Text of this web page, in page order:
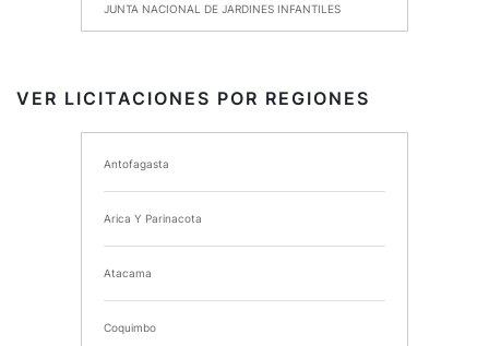
JUNTA NACIONAL DE JARDINES INFANTILES
I MUNICIPALIDAD DE CHIMBARONGO
INSTITUTO NACIONAL DE DEPORTES DE CHILE
SERVICIO DE SALUD DEL MAULE HOSPITAL DE
TALCA
VER LICITACIONES POR REGIONES
Antofagasta
Arica Y Parinacota
Atacama
Coquimbo